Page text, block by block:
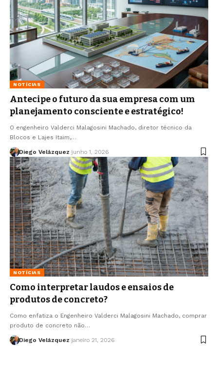
NOTÍCIAS
Antecipe o futuro da sua empresa com um
planejamento consciente e estratégico!
O engenheiro Valderci Malagosini Machado, diretor técnico da
Blocos e Lajes Itaim,…
Diego Velázquez junho 1, 2026
NOTÍCIAS
Como interpretar laudos e ensaios de
produtos de concreto?
Como enfatiza o Engenheiro Valderci Malagosini Machado, comprar
produto de concreto não…
Diego Velázquez janeiro 21, 2026